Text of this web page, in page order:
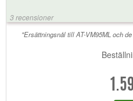
inte det skarpa s:et i framförallt
också mycket bättre). Och om
nålen efter varje spelning så
3 recensioner
"Ersättningsnål till AT-VM95ML och